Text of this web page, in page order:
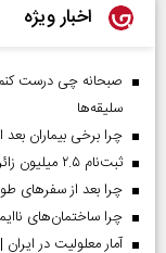
اخبار ویژه
سلیقه‌ها
چرا برخی بیماران بعد
ثبت‌نام ۲.۵ میلیون زائر در سماح | عبور ۱.۷ میلیون نفر از مرز‌های اربعین
چرا بعد از سفرهای
چرا ساختمان‌های